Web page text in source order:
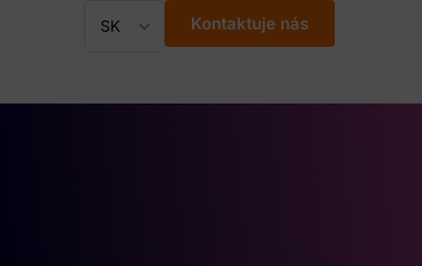
SK Kontaktuje nás